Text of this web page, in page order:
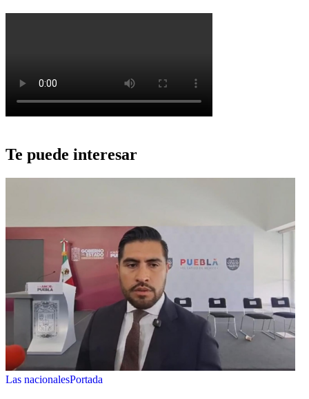
Te puede interesar
Las nacionalesPortada